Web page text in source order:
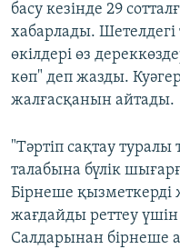
басу кезінде 29
хабарлады.
өкілдері өз
көп" деп жазды.
жалғасқанын айтады.
"Тәртіп сақтау туралы
талабына бүлік
Бірнеше қызметкерді
жағдайды реттеу
Салдарынан бірнеше